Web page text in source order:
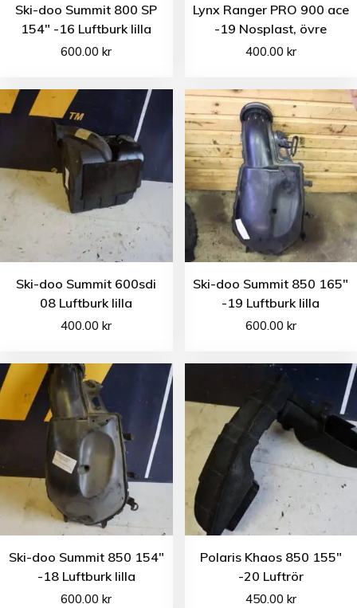
Ski-doo Summit 800 SP
154″ -16 Luftburk lilla
600.00kr
Lynx Ranger PRO 900 ace
-19 Nosplast, övre
400.00 kr
Ski-doo Summit 600sdi
08 Luftburk lilla
400.00kr
Ski-doo Summit 850 165″
-19 Luftburk lilla
600.00 kr
Ski-doo Summit 850 154″
-18 Luftburk lilla
600.00kr
Polaris Khaos 850 155″
-20 Luftrör
450.00 kr